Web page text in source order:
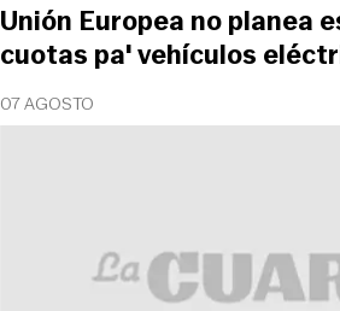
07 AGOSTO
Unión Europea no planea
cuotas pa' vehículos